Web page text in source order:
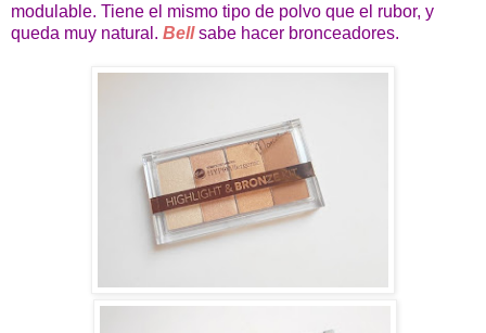
modulable. Tiene el mismo tipo de polvo que el rubor, y
queda muy natural. Bellsabe hacer bronceadores.